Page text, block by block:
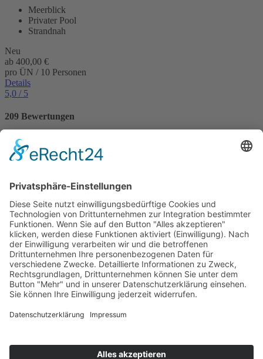
Meerblick
Privater Pool
Strandnah
Neu
ab 400,00 €
pro ÜN / 10 Personen
Details
5,0 / 5
209 Bewertungen
97 Ferienwohnungen / Ferienhäuser haben eine
Durchschnittsbewertung von
VILLTRAVEL
Hoegnerstraße 26
D-85290 Geisenfeld
E-Mail:kirmaier@villtravel.de
+49 (0)8452 8739
Navigation
Vermieter werden